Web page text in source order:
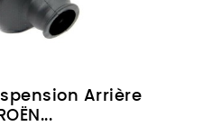
Arrière